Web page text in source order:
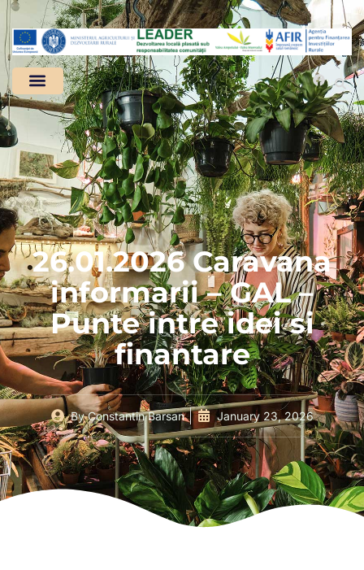
26.01.2026 Caravana
informarii – GAL –
Punte intre idei si
finantare
ByConstantin Barsan January 23, 2026